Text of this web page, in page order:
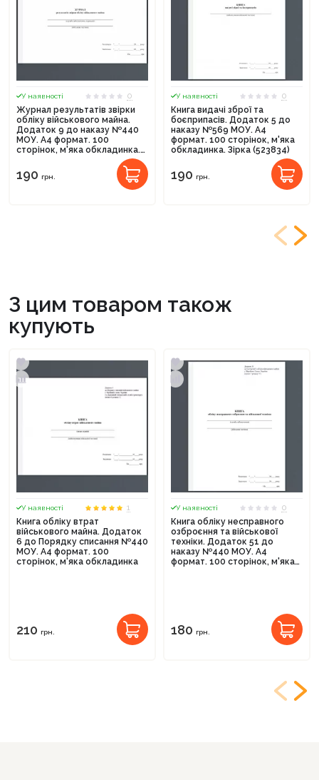
У наявності
0
Журнал результатів звірки
обліку військового майна.
Додаток 9 до наказу №440
МОУ. А4 формат. 100
сторінок, м'яка обкладинка.
190 грн.
У наявності
0
Книга видачі зброї та
боєприпасів. Додаток 5 до
наказу №569 МОУ. А4
формат. 100 сторінок, м'яка
обкладинка. Зірка (523834)
190 грн.
З цим товаром також
купують
У наявності
1
Книга обліку втрат
військового майна. Додаток
6 до Порядку списання №440
МОУ. А4 формат. 100
сторінок, м'яка обкладинка
210 грн.
У наявності
0
Книга обліку несправного
озброєння та військової
техніки. Додаток 51 до
наказу №440 МОУ. А4
формат. 100 сторінок, м'яка
180 грн.